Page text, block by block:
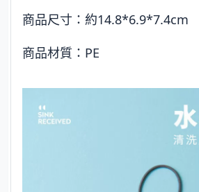
商品尺寸：約14.8*6.9*7.4cm
商品材質：PE